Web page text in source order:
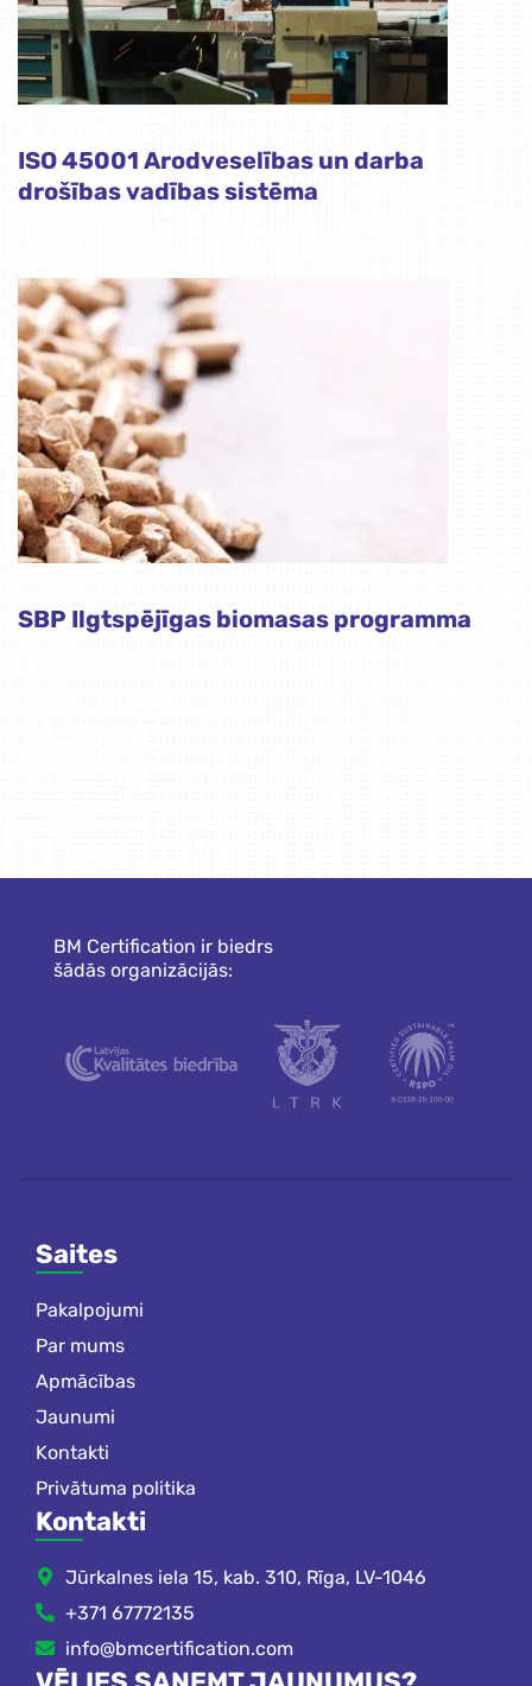
ISO 45001 Arodveselības un darba
drošības vadības sistēma
SBP Ilgtspējīgas biomasas programma
BM Certification ir biedrs
šādās organizācijās:
Saites
Pakalpojumi
Par mums
Apmācības
Jaunumi
Kontakti
Privātuma politika
Kontakti
Jūrkalnes iela 15, kab. 310, Rīga, LV-1046
+371 67772135
info@bmcertification.com